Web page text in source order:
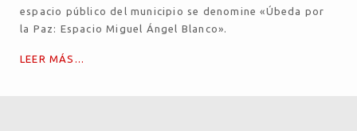
espacio público del municipio se denomine «Úbeda por
la Paz: Espacio Miguel Ángel Blanco».
LEER MÁS...